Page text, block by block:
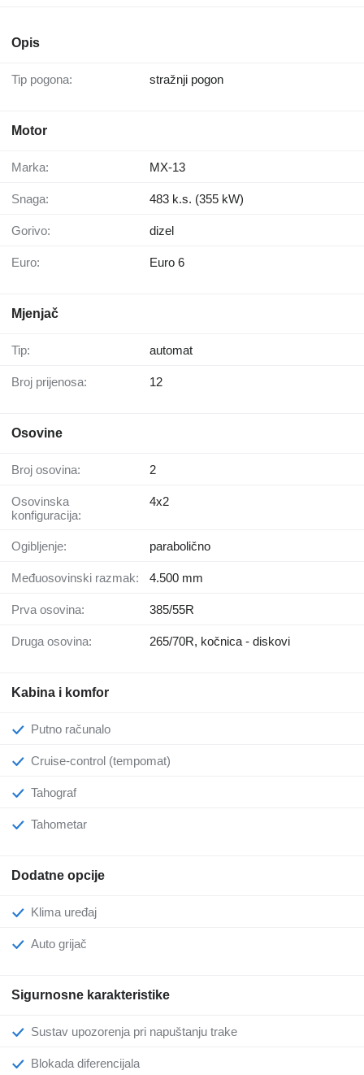
Opis
Tip pogona: stražnji pogon
Motor
Marka: MX-13
Snaga: 483 k.s. (355 kW)
Gorivo: dizel
Euro: Euro 6
Mjenjač
Tip: automat
Broj prijenosa: 12
Osovine
Broj osovina: 2
Osovinska
konfiguracija:
4x2
Ogibljenje: parabolično
Međuosovinski razmak: 4.500 mm
Prva osovina: 385/55R
Druga osovina: 265/70R, kočnica - diskovi
Kabina i komfor
Putno računalo
Cruise-control (tempomat)
Tahograf
Tahometar
Dodatne opcije
Klima uređaj
Auto grijač
Sigurnosne karakteristike
Sustav upozorenja pri napuštanju trake
Blokada diferencijala